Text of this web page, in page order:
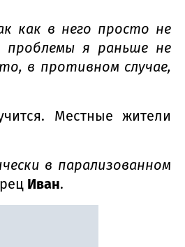
как в него просто не
проблемы я раньше не
в противном случае,
Местные жители
в парализованном
Иван.